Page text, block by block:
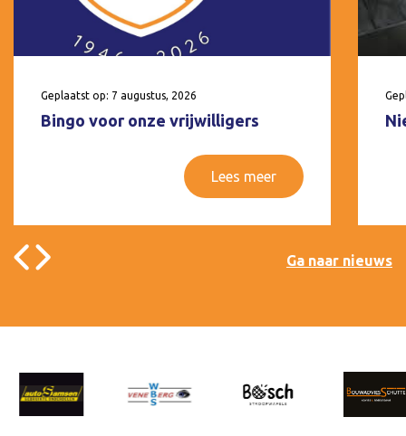
Geplaatst op: 7 augustus, 2026
Bingo voor onze vrijwilligers
Lees meer
Ga naar nieuws